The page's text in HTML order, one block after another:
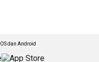
dan Android